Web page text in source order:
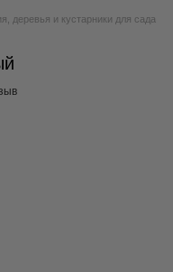
деревья и кустарники для сада